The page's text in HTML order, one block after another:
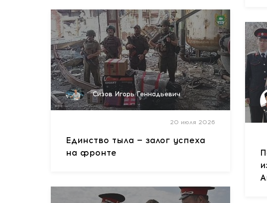
Сизов Игорь Геннадьевич
20 июля 2026
Единство тыла — залог успеха
на фронте